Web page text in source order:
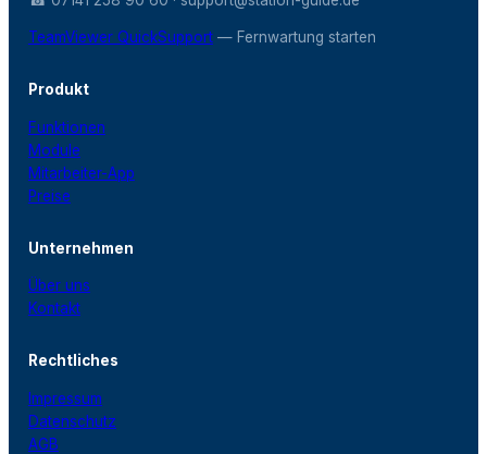
TeamViewer QuickSupport— Fernwartung starten
Produkt
Funktionen
Module
Mitarbeiter-App
Preise
Unternehmen
Über uns
Kontakt
Rechtliches
Impressum
Datenschutz
AGB